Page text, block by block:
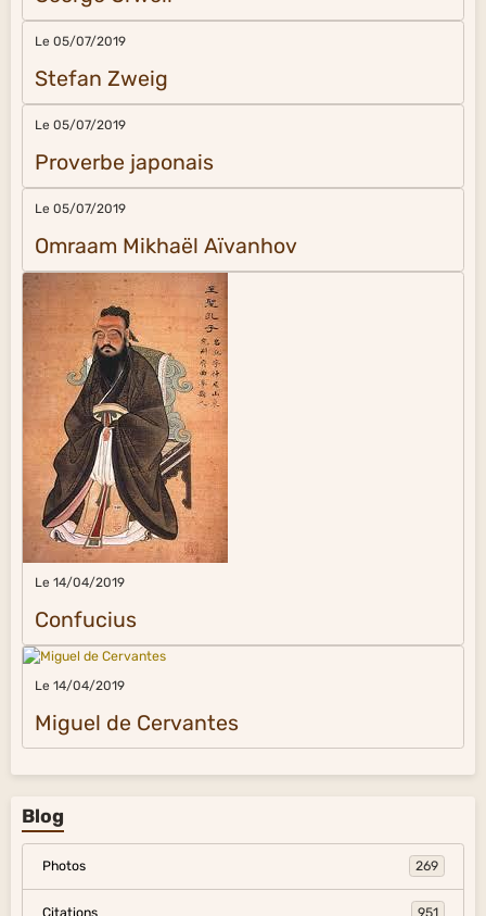
Le 05/07/2019
Stefan Zweig
Le 05/07/2019
Proverbe japonais
Le 05/07/2019
Omraam Mikhaël Aïvanhov
Le 14/04/2019
Confucius
Le 14/04/2019
Miguel de Cervantes
Blog
Photos 269
Citations 951